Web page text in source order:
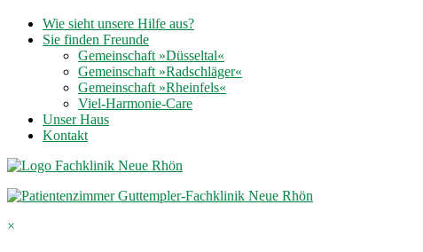
Wie sieht unsere Hilfe aus?
Sie finden Freunde
Gemeinschaft »Düsseltal«
Gemeinschaft »Radschläger«
Gemeinschaft »Rheinfels«
Viel-Harmonie-Care
Unser Haus
Kontakt
×